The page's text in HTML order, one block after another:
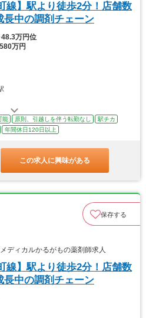
線】駅より徒歩2分！店舗数
長中の調剤チェーン
48.3万円位
万円
能 原則、引越しを伴う転勤なし
駅チカ
年間休日120日以上
この求人に興味がある
保存する
ィカルかるがもの薬剤師求人
線】駅より徒歩2分！店舗数
長中の調剤チェーン